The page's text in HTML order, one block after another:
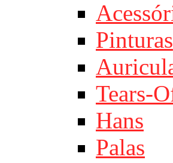
Pinturas
Tears-
Hans
Palas